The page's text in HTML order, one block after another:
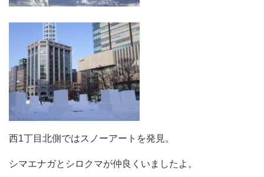
西1丁目北側ではスノーアートを発見。
シマエナガとシロクマが仲良くいましたよ。